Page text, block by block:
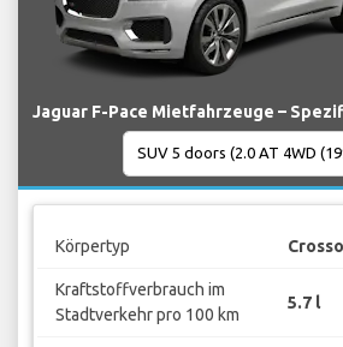
Jaguar F-Pace Mietfahrzeuge –
Körpertyp
Kraftstoffverbrauch im
Stadtverkehr pro 100 km
5.7 l